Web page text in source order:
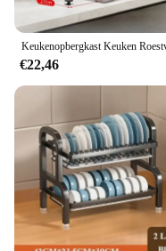
€22,46